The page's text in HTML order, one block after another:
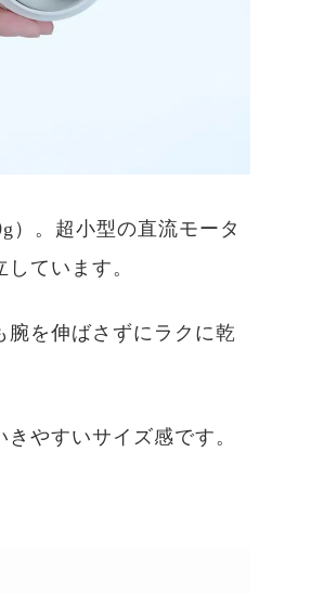
）。超小型の直流モータ
ています。
腕を伸ばさずにラクに乾
やすいサイズ感です。